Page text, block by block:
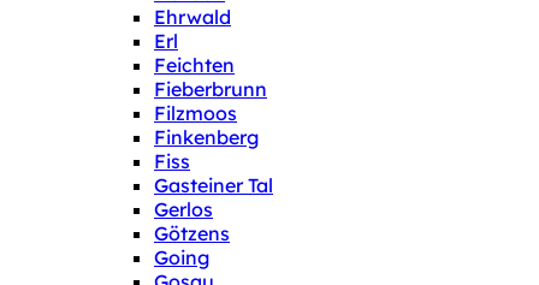
Ehrwald
Erl
Feichten
Fieberbrunn
Filzmoos
Finkenberg
Fiss
Gasteiner Tal
Gerlos
Götzens
Going